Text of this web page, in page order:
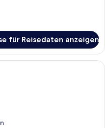
für Reisedaten anzeigen
Hotelzimmer mit einem Bett,